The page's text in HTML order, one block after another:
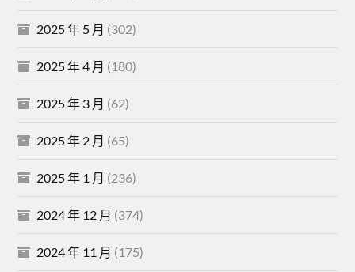
2025 年 5 月 (302)
2025 年 4 月 (180)
2025 年 3 月 (62)
2025 年 2 月 (65)
2025 年 1 月 (236)
2024 年 12 月 (374)
2024 年 11 月 (175)